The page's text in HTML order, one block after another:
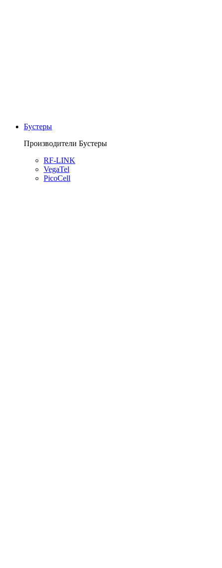
Бустеры
Производители Бустеры
RF-LINK
VegaTel
PicoCell